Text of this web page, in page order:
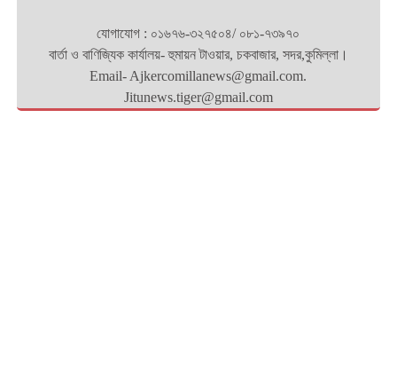
যোগাযোগ : ০১৬৭৬-৩২৭৫০৪/ ০৮১-৭৩৯৭০
বার্তা ও বাণিজ্যিক কার্যালয়- হুমায়ন টাওয়ার, চকবাজার, সদর,কুমিল্লা।
Email- Ajkercomillanews@gmail.com.
Jitunews.tiger@gmail.com